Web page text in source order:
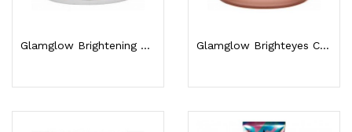
Glamglow Brightening Traitement Éclaircissant 50g Glamglow Brighteyes Contour Des Yeux